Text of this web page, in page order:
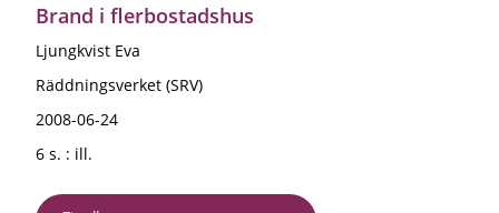
Brand i flerbostadshus
Ljungkvist Eva
Räddningsverket (SRV)
2008-06-24
6 s. : ill.